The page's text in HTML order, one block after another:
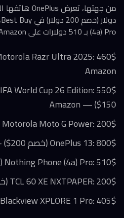
(4a) Pro بـ 510 دولارات على Amazon.
Amazon
150$) — Amazon
Motorola Moto G Power: 200$ (خصم 100$) — Amazon
OnePlus 13: 800$ (خصم 200$) — Best Buy
Nothing Phone (4a) Pro: 510$ (خصم 81$) — Amazon
TCL 60 XE NXTPAPER: 200$ (خصم 50$) — Amazon
Blackview XPLORE 1 Pro: 405$ (خصم 45$) — Amazon